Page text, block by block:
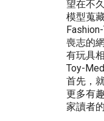
望在不
模型蒐
喪志的
有玩具
Toy-
首先，
更多有
家讀者